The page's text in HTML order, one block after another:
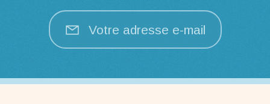
Votre adresse e-mail